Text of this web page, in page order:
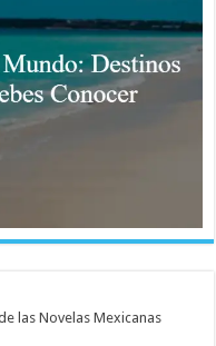
las Novelas Mexicanas